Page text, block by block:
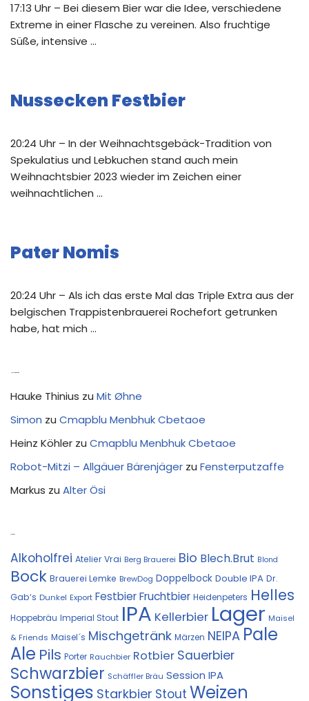
17:13 Uhr – Bei diesem Bier war die Idee, verschiedene
Extreme in einer Flasche zu vereinen. Also fruchtige
Süße, intensive …
Nussecken Festbier
20:24 Uhr – In der Weihnachtsgebäck-Tradition von
Spekulatius und Lebkuchen stand auch mein
Weihnachtsbier 2023 wieder im Zeichen einer
weihnachtlichen …
Pater Nomis
20:24 Uhr – Als ich das erste Mal das Triple Extra aus der
belgischen Trappistenbrauerei Rochefort getrunken
habe, hat mich …
Hauke Thinius zu Mit Øhne
Simon zu Cmapblu Menbhuk Cbetaoe
Heinz Köhler zu Cmapblu Menbhuk Cbetaoe
Robot-Mitzi – Allgäuer Bärenjäger zu Fensterputzaffe
Markus zu Alter Ösi
Alkoholfrei Atelier Vrai Berg Brauerei Bio Blech.Brut Blond
Bock Brauerei Lemke BrewDog Doppelbock Double IPA Dr.
Gab‘s Dunkel Export FestbierFruchtbier Heidenpeters Helles
Hoppebräu Imperial Stout IPA Kellerbier Lager Maisel
& Friends Maisel´s Mischgetränk Märzen NEIPA Pale
Ale Pils Porter Rauchbier Rotbier Sauerbier
Schwarzbier Schäffler Bräu Session IPA
Sonstiges Starkbier Stout Weizen